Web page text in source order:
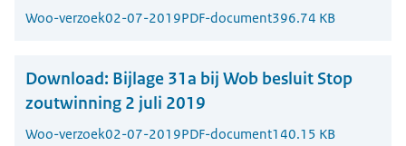
Woo-verzoek02-07-2019PDF-document396.74 KB
Download: Bijlage 31a bij Wob besluit Stop
zoutwinning 2 juli 2019
Woo-verzoek02-07-2019PDF-document140.15 KB